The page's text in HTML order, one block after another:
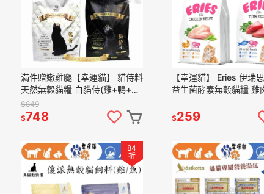
滿件贈嫩雞腿【幸運貓】 貓侍料
天然無穀貓糧 白貓侍(雞+鴨+墨
魚汁) 黑貓侍(雞+羊+鱉蛋粉) 全
齡貓 貓飼料
$849
$748
【幸運貓】 Eries 伊瑞
益生菌酵素無穀貓糧 雞
$259
84
折